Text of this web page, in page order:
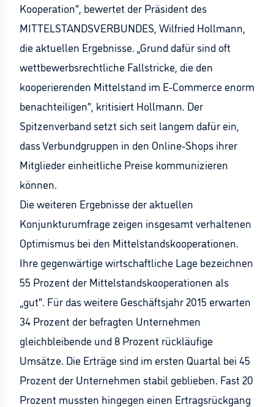
Kooperation“, bewertet der Präsident des
MITTELSTANDSVERBUNDES, Wilfried Hollmann,
die aktuellen Ergebnisse. „Grund dafür sind oft
wettbewerbsrechtliche Fallstricke, die den
kooperierenden Mittelstand im E-Commerce enorm
benachteiligen“, kritisiert Hollmann. Der
Spitzenverband setzt sich seit langem dafür ein,
dass Verbundgruppen in den Online-Shops ihrer
Mitglieder einheitliche Preise kommunizieren
können.
Die weiteren Ergebnisse der aktuellen
Konjunkturumfrage zeigen insgesamt verhaltenen
Optimismus bei den Mittelstandskooperationen.
Ihre gegenwärtige wirtschaftliche Lage bezeichnen
55 Prozent der Mittelstandskooperationen als
„gut“. Für das weitere Geschäftsjahr 2015 erwarten
34 Prozent der befragten Unternehmen
gleichbleibende und 8 Prozent rückläufige
Umsätze. Die Erträge sind im ersten Quartal bei 45
Prozent der Unternehmen stabil geblieben. Fast 20
Prozent mussten hingegen einen Ertragsrückgang